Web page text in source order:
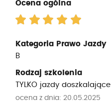
Ocena ogólna
Kategoria Prawo Jazdy
B
Rodzaj szkolenia
TYLKO jazdy doszkalające
ocena z dnia: 20.05.2025